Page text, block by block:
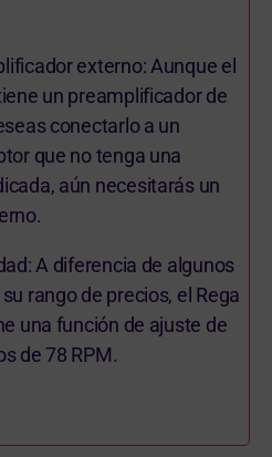
externo: Aunque el
un preamplificador de
conectarlo a un
que no tenga una
aún necesitarás un
A diferencia de algunos
rango de precios, el Rega
una función de ajuste de
de 78 RPM.